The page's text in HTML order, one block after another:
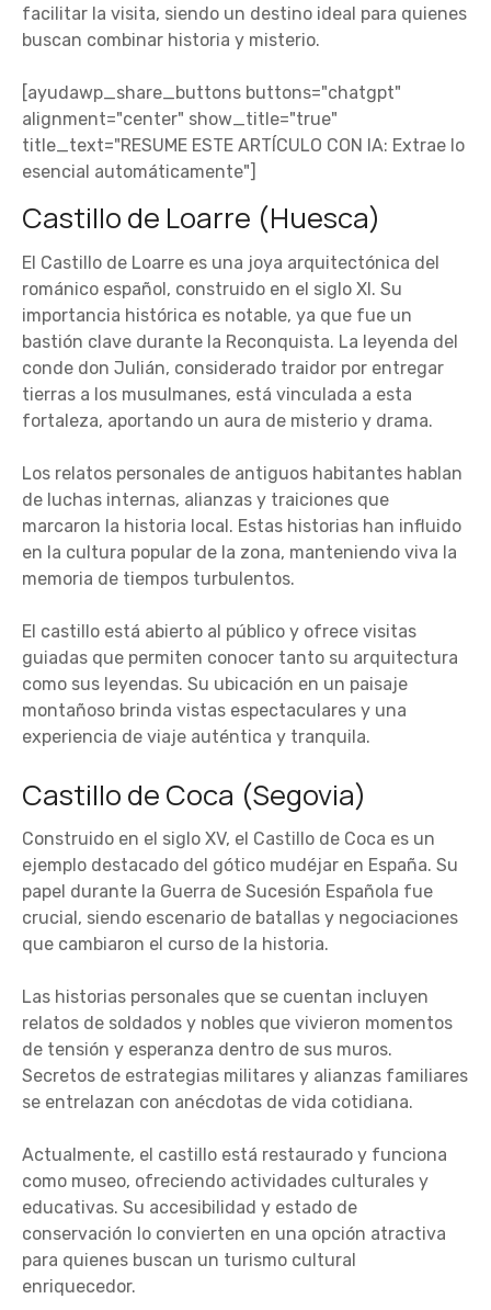
facilitar la visita, siendo un destino ideal para quienes
buscan combinar historia y misterio.
[ayudawp_share_buttons buttons="chatgpt"
alignment="center" show_title="true"
title_text="RESUME ESTE ARTÍCULO CON IA: Extrae lo
esencial automáticamente"]
Castillo de Loarre (Huesca)
El Castillo de Loarre es una joya arquitectónica del
románico español, construido en el siglo XI. Su
importancia histórica es notable, ya que fue un
bastión clave durante la Reconquista. La leyenda del
conde don Julián, considerado traidor por entregar
tierras a los musulmanes, está vinculada a esta
fortaleza, aportando un aura de misterio y drama.
Los relatos personales de antiguos habitantes hablan
de luchas internas, alianzas y traiciones que
marcaron la historia local. Estas historias han influido
en la cultura popular de la zona, manteniendo viva la
memoria de tiempos turbulentos.
El castillo está abierto al público y ofrece visitas
guiadas que permiten conocer tanto su arquitectura
como sus leyendas. Su ubicación en un paisaje
montañoso brinda vistas espectaculares y una
experiencia de viaje auténtica y tranquila.
Castillo de Coca (Segovia)
Construido en el siglo XV, el Castillo de Coca es un
ejemplo destacado del gótico mudéjar en España. Su
papel durante la Guerra de Sucesión Española fue
crucial, siendo escenario de batallas y negociaciones
que cambiaron el curso de la historia.
Las historias personales que se cuentan incluyen
relatos de soldados y nobles que vivieron momentos
de tensión y esperanza dentro de sus muros.
Secretos de estrategias militares y alianzas familiares
se entrelazan con anécdotas de vida cotidiana.
Actualmente, el castillo está restaurado y funciona
como museo, ofreciendo actividades culturales y
educativas. Su accesibilidad y estado de
conservación lo convierten en una opción atractiva
para quienes buscan un turismo cultural
enriquecedor.